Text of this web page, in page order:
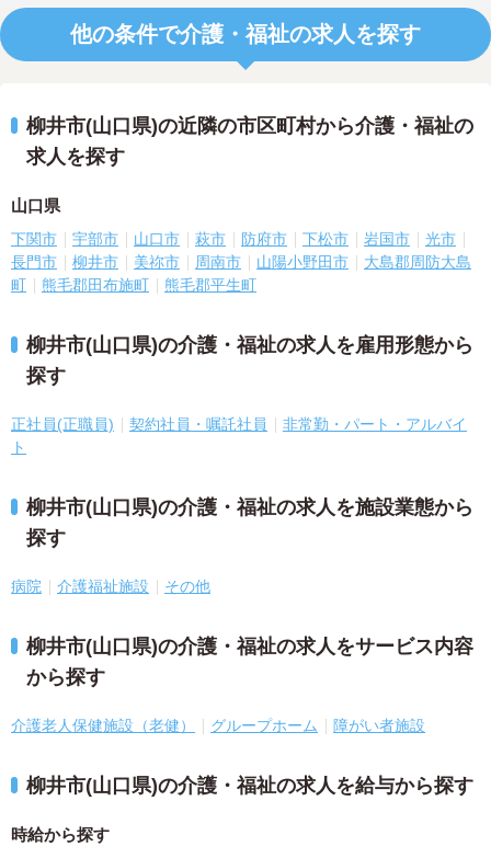
他の条件で介護・福祉の求人を探す
柳井市(山口県)の近隣の市区町村から介護・福祉の
求人を探す
山口県
下関市 宇部市 山口市 萩市 防府市 下松市 岩国市
光市
長門市
柳井市 美祢市 周南市 山陽小野田市
大島郡周防大島
町
熊毛郡田布施町 熊毛郡平生町
柳井市(山口県)の介護・福祉の求人を雇用形態から
探す
正社員(正職員) 契約社員・嘱託社員
非常勤・パート・アルバイ
ト
柳井市(山口県)の介護・福祉の求人を施設業態から
探す
病院 介護福祉施設 その他
柳井市(山口県)の介護・福祉の求人をサービス内容
から探す
介護老人保健施設（老健） グループホーム 障がい者施設
柳井市(山口県)の介護・福祉の求人を給与から探す
時給から探す